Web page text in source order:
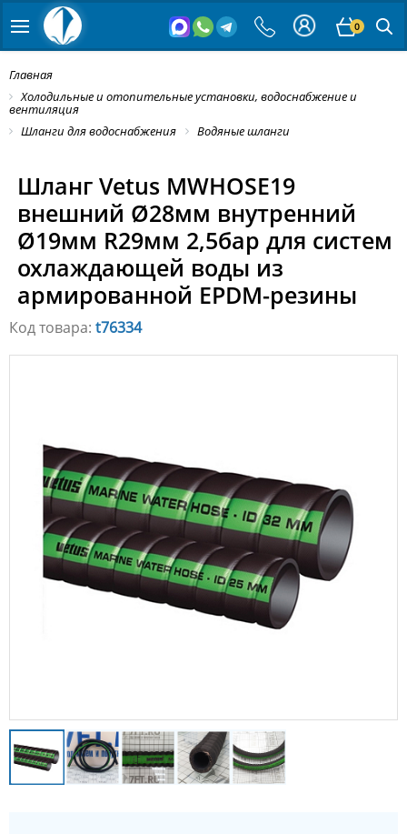
0
Главная
Холодильные и отопительные установки, водоснабжение и
вентиляция
Шланги для водоснабжения
Водяные шланги
Шланг Vetus MWHOSE19
внешний Ø28мм внутренний
Ø19мм R29мм 2,5бар для систем
охлаждающей воды из
армированной EPDM-резины
Код товара: t76334